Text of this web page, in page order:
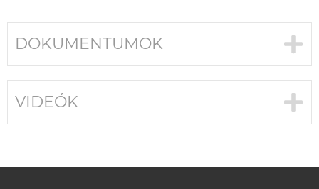
DOKUMENTUMOK
VIDEÓK